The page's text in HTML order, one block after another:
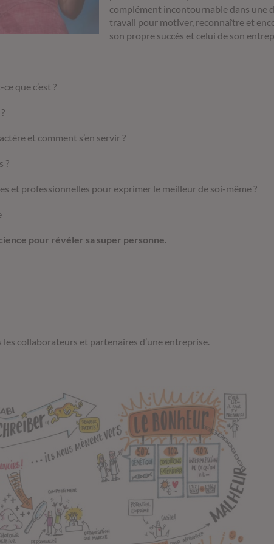
complément incontournable dans une
travail pour motiver, reconnaître et
son propre succès et celui de son
que c’est ?
et comment s’en servir ?
?
et professionnelles pour exprimer le meilleur de soi-même ?
pour révéler sa super personne.
les collaborateurs et partenaires d’une entreprise.